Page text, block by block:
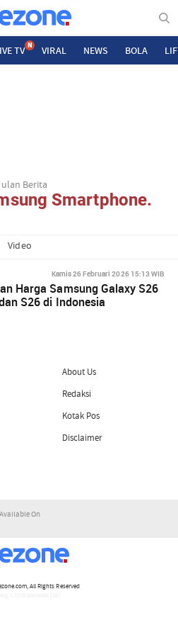
TV N VIRAL NEWS BOLA
Berita
Smartphone.
Video
Kamis 26 Februari 2026 15:13 WIB
Harga Samsung Galaxy S26
S26 di Indonesia
About Us
Redaksi
Kotak Pos
Disclaimer
Available On
, All Rights Reserved